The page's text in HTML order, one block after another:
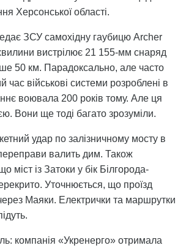
Херсонської області.
ЗСУ самохідну гаубицю Archer
вистрілює 21 155-мм снаряд
50 км. Парадоксально, але часто
час військові системи розроблені в
воювала 200 років тому. Але ця
Вони ще тоді багато зрозуміли.
удар по залізничному мосту в
валить дим. Також
міст із Затоки у бік Білгорода-
Уточнюється, що проїзд
Маяки. Електрички та маршрутки
компанія «Укренерго» отримала